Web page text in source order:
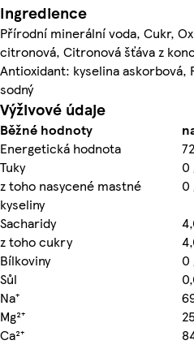
Ingredience
Přírodní minerální voda, Cukr,
citronová, Citronová šťáva z
Antioxidant: kyselina
sodný
Výživové údaje
Běžné hodnoty
Energetická hodnota
Tuky
0
z toho nasycené mastné
kyseliny
0
Sacharidy
z toho cukry
Bílkoviny
0
Sůl
Na⁺
Mg²⁺
Ca²⁺